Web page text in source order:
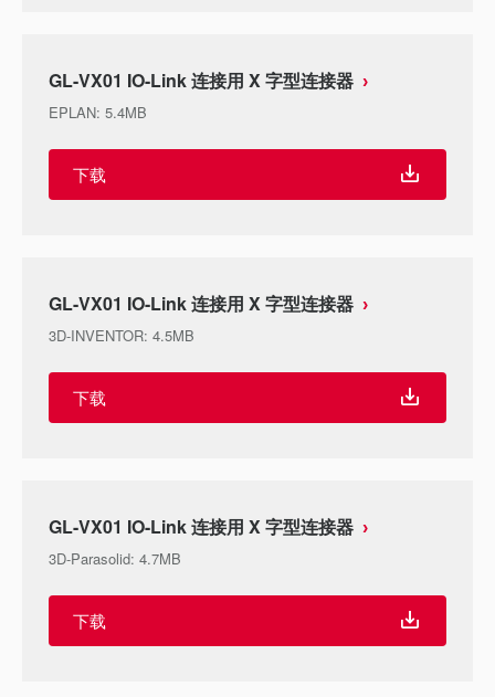
GL-VX01 IO-Link 连接用 X 字型连接器
EPLAN: 5.4MB
下载
GL-VX01 IO-Link 连接用 X 字型连接器
3D-INVENTOR: 4.5MB
下载
GL-VX01 IO-Link 连接用 X 字型连接器
3D-Parasolid: 4.7MB
下载